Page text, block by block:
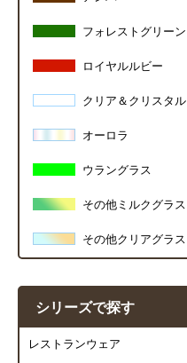
フォレストグリーン
ロイヤルルビー
クリア＆クリスタル
オーロラ
ウラングラス
その他ミルクグラス
その他クリアグラス
シリーズで探す
レストランウェア